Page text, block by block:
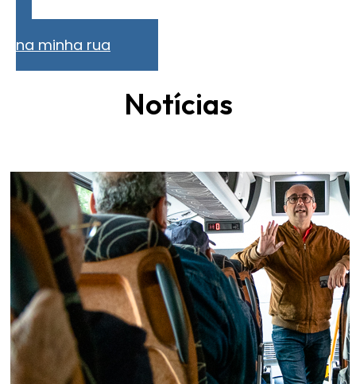
na minha rua
Notícias